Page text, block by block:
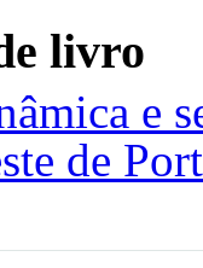
livro
e
de